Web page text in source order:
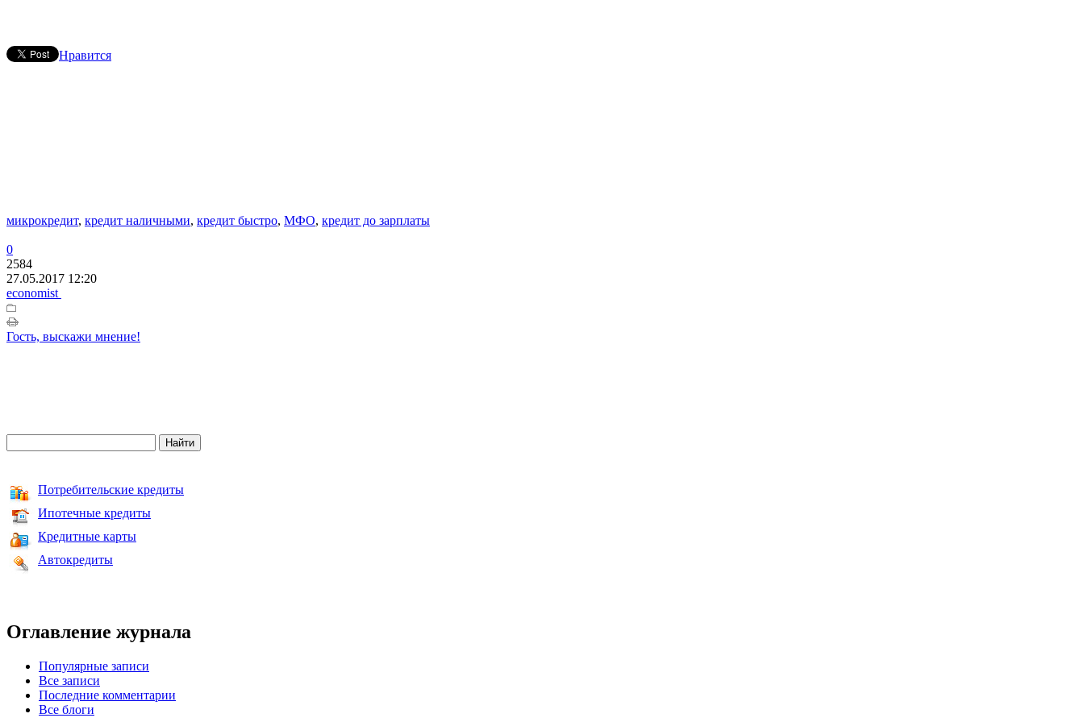
Нравится
микрокредит, кредит наличными, кредит быстро, МФО, кредит до зарплаты
0
2584
27.05.2017 12:20
economist
Гость, выскажи мнение!
Потребительские кредиты
Ипотечные кредиты
Кредитные карты
Автокредиты
Оглавление журнала
Популярные записи
Все записи
Последние комментарии
Все блоги